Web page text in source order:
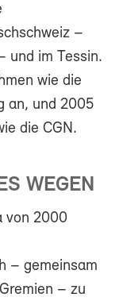
–
und im Tessin.
wie die
an, und 2005
die CGN.
WEGEN
von 2000
– gemeinsam
– zu